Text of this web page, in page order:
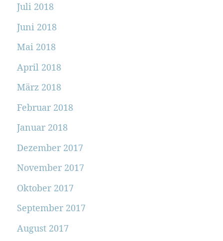
Juli 2018
Juni 2018
Mai 2018
April 2018
März 2018
Februar 2018
Januar 2018
Dezember 2017
November 2017
Oktober 2017
September 2017
August 2017